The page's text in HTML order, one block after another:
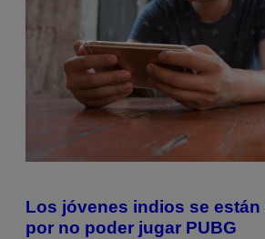
Los jóvenes indios se
por no poder jugar PUBG